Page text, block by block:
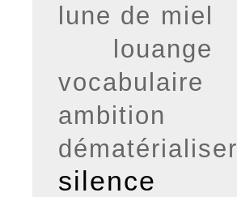
lune de miel
louange
vocabulaire
ambition
dématérialiser
silence